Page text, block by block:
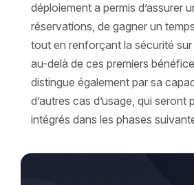
déploiement a permis d’assurer
réservations, de gagner un
tout en renforçant la sécurité sur
au-delà de ces premiers
distingue également par sa
d’autres cas d’usage, qui seront
intégrés dans les phases